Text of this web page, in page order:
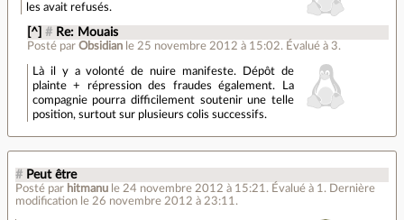
les avait refusés.
[^] # Re: Mouais
Posté par Obsidian le 25 novembre 2012 à 15:02.Évalué à 3.
Là il y a volonté de nuire manifeste. Dépôt de
plainte + répression des fraudes également. La
compagnie pourra difficilement soutenir une telle
position, surtout sur plusieurs colis successifs.
# Peut être
Posté par hitmanu le 24 novembre 2012 à 15:21. Évalué à 1. Dernière
modification le 26 novembre 2012 à 23:11.